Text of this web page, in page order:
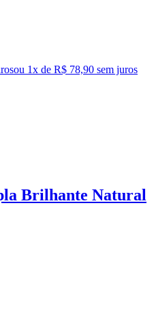
ou 1x de R$ 78,90 sem juros
Brilhante Natural